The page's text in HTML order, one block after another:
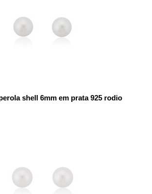
shell 6mm em prata 925 rodio